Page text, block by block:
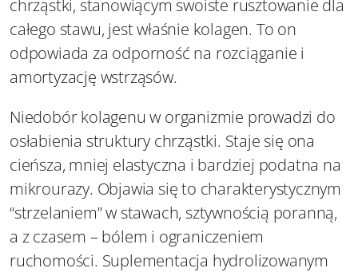
chrząstki, stanowiącym swoiste rusztowanie dla
całego stawu, jest właśnie kolagen. To on
odpowiada za odporność na rozciąganie i
amortyzację wstrząsów.
Niedobór kolagenu w organizmie prowadzi do
osłabienia struktury chrząstki. Staje się ona
cieńsza, mniej elastyczna i bardziej podatna na
mikrourazy. Objawia się to charakterystycznym
“strzelaniem” w stawach, sztywnością poranną,
a z czasem – bólem i ograniczeniem
ruchomości. Suplementacja hydrolizowanym